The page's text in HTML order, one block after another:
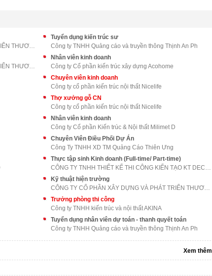
CÔNG TY CỔ PHẦN XÂY DỰNG VÀ PHÁT TRIỂN THƯƠNG MẠI
Tuyển dụng kiến trúc sư
Công ty TNHH Quảng cáo và truyền thông Thịnh An Ph
CÔNG TY CỔ PHẦN XÂY DỰNG VÀ PHÁT TRIỂN THƯƠNG MẠI
Nhân viên kinh doanh
Công ty Cổ phần kiến trúc xây dựng Acohome
Chuyên viên kinh doanh
Công ty cổ phần kiến trúc nội thất Nicelife
Thợ xưởng gỗ CN
Công ty cổ phần kiến trúc nội thất Nicelife
Nhân viên kinh doanh
Công ty Cổ phần Kiến trúc & Nội thất Milimet D
Chuyên Viên Điều Phối Dự Án
Công Ty TNHH XD TM Quảng Cáo Thiên Ưng
Thực tập sinh Kinh doanh (Full-time/ Part-time)
CÔNG TY TNHH THIẾT KẾ THI CÔNG KIẾN TẠO KT DECOR
Kỹ thuật hiện trường
CÔNG TY CỔ PHẦN XÂY DỰNG VÀ PHÁT TRIỂN THƯƠNG MẠI
Trưởng phòng thi công
Công ty TNHH kiến trúc và nội thất AKINA
Tuyển dụng nhân viên dự toán - thanh quyết toán
Công ty TNHH Quảng cáo và truyền thông Thịnh An Ph
Xem thêm